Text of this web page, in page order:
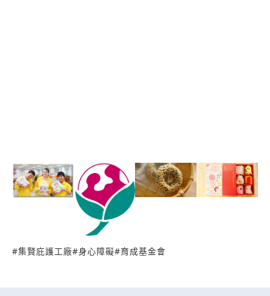
FAX:02-82833152 EMAIL:
lovenature.shop@lovenature.com.tw
#集賢庇護工廠#身心障礙#育成基金會